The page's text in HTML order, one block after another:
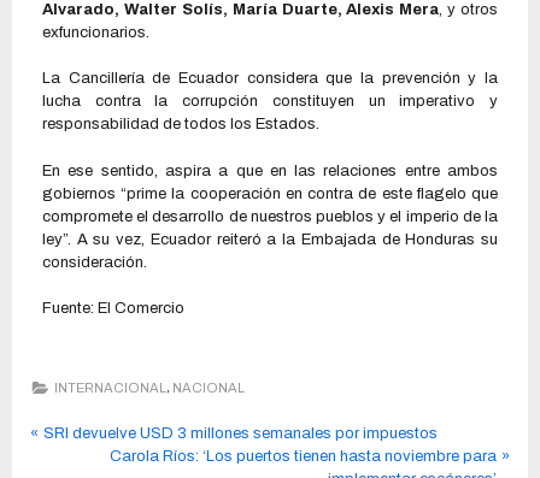
Alvarado, Walter Solís, María Duarte, Alexis Mera , y otros
exfuncionarios.
La Cancillería de Ecuador considera que la prevención y la
lucha contra la corrupción constituyen un imperativo y
responsabilidad de todos los Estados.
En ese sentido, aspira a que en las relaciones entre ambos
gobiernos “prime la cooperación en contra de este flagelo que
compromete el desarrollo de nuestros pueblos y el imperio de la
ley”. A su vez, Ecuador reiteró a la Embajada de Honduras su
consideración.
Fuente: El Comercio
INTERNACIONAL NACIONAL
SRI devuelve USD 3 millones semanales por impuestos
Carola Ríos: ‘Los puertos tienen hasta noviembre para